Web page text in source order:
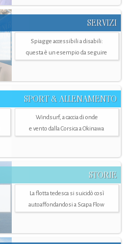
SERVIZI
Spiagge accessibili a disabili:
questa è un esempio da seguire
SPORT & ALLENAMENTO
Windsurf, a caccia di onde
e vento dalla Corsica a Okinawa
STORIE
La flotta tedesca si suicidò così
autoaffondandosi a Scapa Flow